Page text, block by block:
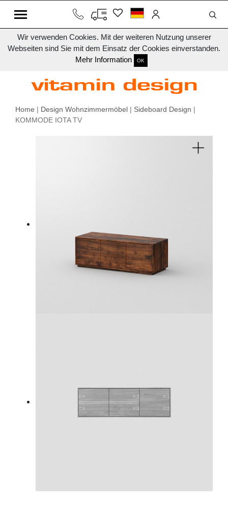
Wir verwenden Cookies. Mit der weiteren Nutzung unserer
Webseiten sind Sie mit dem Einsatz der Cookies einverstanden.
Mehr Information
OK
Home | Design Wohnzimmermöbel | Sideboard Design |
KOMMODE IOTA TV